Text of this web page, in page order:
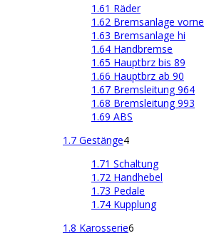
1.61 Räder
1.62 Bremsanlage vorne
1.63 Bremsanlage hi
1.64 Handbremse
1.65 Hauptbrz bis 89
1.66 Hauptbrz ab 90
1.67 Bremsleitung 964
1.68 Bremsleitung 993
1.69 ABS
1.7 Gestänge4
1.71 Schaltung
1.72 Handhebel
1.73 Pedale
1.74 Kupplung
1.8 Karosserie6